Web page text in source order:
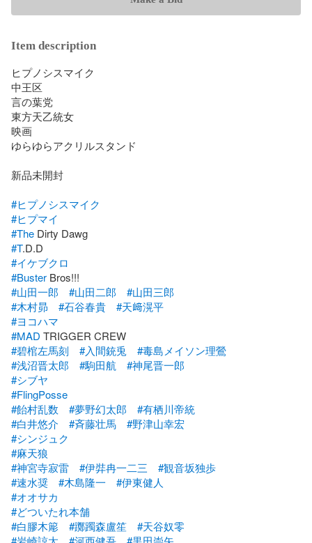
Item description
ヒプノシスマイク
中王区
言の葉党
東方天乙統女
映画
ゆらゆらアクリルスタンド
新品未開封
#ヒプノシスマイク
#ヒプマイ
#The
#T
#イケブクロ
#Buster
#山田一郎
#山田二郎
#山田三郎
#木村昴
#石谷春貴
#天﨑滉平
#ヨコハマ
#MAD
#碧棺左馬刻
#入間銃兎
#毒島メイソン理鶯
#浅沼晋太郎
#駒田航
#神尾晋一郎
#シブヤ
#FlingPosse
#飴村乱数
#夢野幻太郎
#有栖川帝統
#白井悠介
#斉藤壮馬
#野津山幸宏
#シンジュク
#麻天狼
#神宮寺寂雷
#伊弉冉一二三
#観音坂独歩
#速水奨
#木島隆一
#伊東健人
#オオサカ
#どついたれ本舗
#白膠木簓
#躑躅森盧笙
#天谷奴零